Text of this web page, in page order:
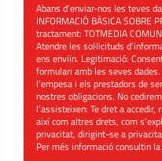
Abans d’enviar-nos les teves
INFORMACIÓ BÀSICA SOBRE
tractament: TOTMEDIA
Atendre les sol·licituds
ens enviïn. Legitimació:
formulari amb les seves
l’empesa i els prestadors de
nostres obligacions. No
l’assisteixen: Te dret a
així com altres drets, com
privacitat, dirigint-se a
Per més informació consultin la